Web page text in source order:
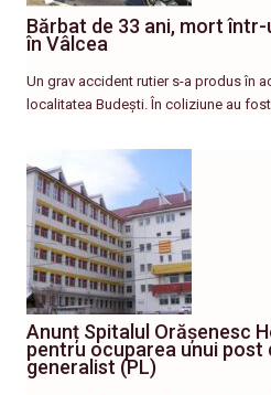
Bărbat de 33 ani, mort
în Vâlcea
Un grav accident rutier s-a produs în
localitatea Budești. În coliziune au
Anunț Spitalul Orășenesc
pentru ocuparea unui post
generalist (PL)